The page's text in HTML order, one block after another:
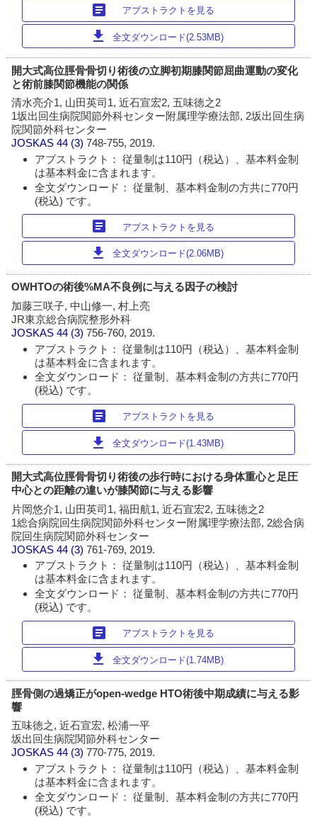
article アブストラクトを見る
download 全文ダウンロード(2.53MB)
開大式高位脛骨骨切り術後の立脚初期膝関節屈曲運動の変化
と術前膝関節機能の関係
清水亮介1, 山田英司1, 近石宣宏2, 五味徳之2
1坂出回生病院関節外科センター附属理学療法部, 2坂出回生病
院関節外科センター
JOSKAS 44 (3)748-755, 2019.
アブストラクト： 従量制は110円（税込）、基本料金制
は基本料金に含まれます。
全文ダウンロード： 従量制、基本料金制の方共に770円
(税込) です。
article アブストラクトを見る
download 全文ダウンロード(2.06MB)
OWHTOの術後%MA不良例に与える因子の検討
加藤三咲子, 中山修一, 村上亮
JR東京総合病院整形外科
JOSKAS 44 (3)756-760, 2019.
アブストラクト： 従量制は110円（税込）、基本料金制
は基本料金に含まれます。
全文ダウンロード： 従量制、基本料金制の方共に770円
(税込) です。
article アブストラクトを見る
download 全文ダウンロード(1.43MB)
開大式高位脛骨骨切り術後の歩行時における身体重心と足圧
中心との距離の違いが膝関節に与える影響
片岡悠介1, 山田英司1, 福田航1, 近石宣宏2, 五味徳之2
1総合病院回生病院関節外科センター附属理学療法部, 2総合病
院回生病院関節外科センター
JOSKAS 44 (3)761-769, 2019.
アブストラクト： 従量制は110円（税込）、基本料金制
は基本料金に含まれます。
全文ダウンロード： 従量制、基本料金制の方共に770円
(税込) です。
article アブストラクトを見る
download 全文ダウンロード(1.74MB)
脛骨側の過矯正がopen-wedge HTO術後中期成績に与える影
響
五味徳之, 近石宣宏, 松浦一平
坂出回生病院関節外科センター
JOSKAS 44 (3)770-775, 2019.
アブストラクト： 従量制は110円（税込）、基本料金制
は基本料金に含まれます。
全文ダウンロード： 従量制、基本料金制の方共に770円
(税込) です。